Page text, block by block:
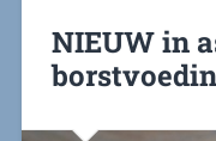
NIEUW in